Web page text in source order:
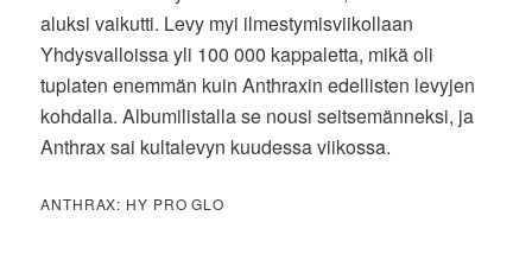
aluksi vaikutti. Levy myi ilmestymisviikollaan
Yhdysvalloissa yli 100 000 kappaletta, mikä oli
tuplaten enemmän kuin Anthraxin edellisten levyjen
kohdalla. Albumilistalla se nousi seitsemänneksi, ja
Anthrax sai kultalevyn kuudessa viikossa.
ANTHRAX: HY PRO GLO